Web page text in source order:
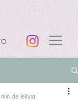
de leitura